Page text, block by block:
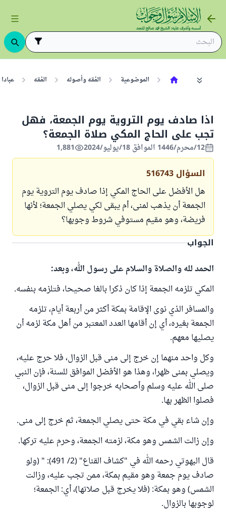
الموضوعية الفقه وأصوله الفقه
اذا صادف يوم التروية يوم الجمعة، فهل
تجب على الحاج المكي صلاة الجمعة؟
12/محرم/1446 الموافق 18/يوليو/2024 1,881
السؤال 516743
هل الأفضل على الحاج المكي إذا صادف يوم التروية يوم
الجمعة أن يذهب لمنى، أم يبقى لكي يصلي الجمعة؛ لأنها
فريضة، وهو مقيم مستوفي شروط وجوبها؟
الجواب
الحمد لله والصلاة والسلام على رسول الله، وبعد:
المكي تلزمه الجمعة إذا كان ذكرا بالغا صحيحا، فتلزمه بنفسه.
والمسافر الذي نوى الإقامة بمكة أكثر من أربعة أيام، تلزمه
الجمعة بغيره، أي إن أقامها العدد المعتبر من أهل مكة لزمه أن
يصليها معهم.
وكل واحد منهما إن خرج إلى منى قبل الزوال، فلا حرج عليه،
ويصلي بمنى ظهرا، وهذا هو الأفضل الموافق للسنة، فإن النبي
صلى الله عليه وسلم وأصحابه خرجوا إلى منى قبل الزوال،
فصلوا الظهر بها.
وإن شاء بقي في مكة حتى يصلي الجمعة، ثم خرج إلى منى.
وإن زالت الشمس وهو مكة، لزمته الجمعة، وحرم عليه تركها.
قال البهوتي رحمه الله في "كشاف القناع" (2/ 491): " (ولو
صادف يوم جمعة وهو مقيم بمكة، ممن تجب عليه، وزالت
الشمس) وهو بمكة: (فلا يخرج قبل صلاتها)، أي: الجمعة؛
لوجوبها بالزوال.